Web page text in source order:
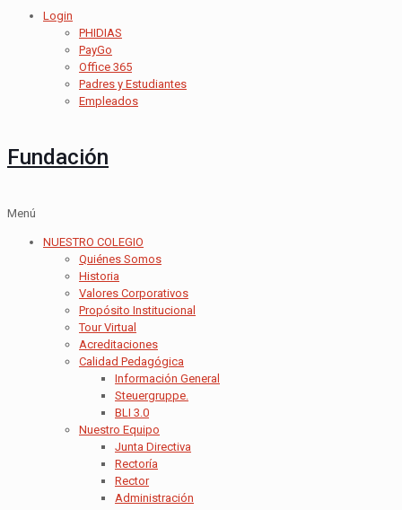
Login
PHIDIAS
PayGo
Office 365
Padres y Estudiantes
Empleados
Fundación
Menú
NUESTRO COLEGIO
Quiénes Somos
Historia
Valores Corporativos
Propósito Institucional
Tour Virtual
Acreditaciones
Calidad Pedagógica
Información General
Steuergruppe.
BLI 3.0
Nuestro Equipo
Junta Directiva
Rectoría
Rector
Administración